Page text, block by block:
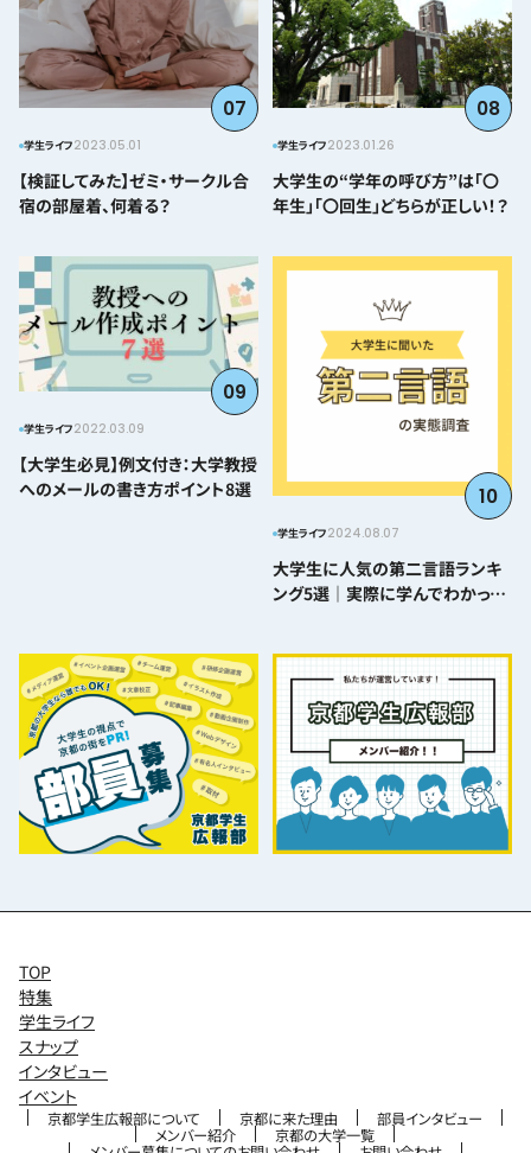
07
学生ライフ2023.05.01
【検証してみた】ゼミ・サークル合
宿の部屋着、何着る？
08
学生ライフ2023.01.26
大学生の“学年の呼び方”は「〇
年生」「〇回生」どちらが正しい！？
09
学生ライフ2022.03.09
【大学生必見】例文付き：大学教授
へのメールの書き方ポイント8選
10
学生ライフ2024.08.07
大学生に人気の第二言語ランキ
ング5選｜実際に学んでわかった
TOP
特集
学生ライフ
スナップ
インタビュー
イベント
京都学生広報部について 京都に来た理由 部員インタビュー
メンバー紹介 京都の大学一覧